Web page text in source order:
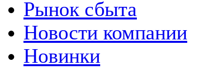
Рынок сбыта
Новости компании
Новинки